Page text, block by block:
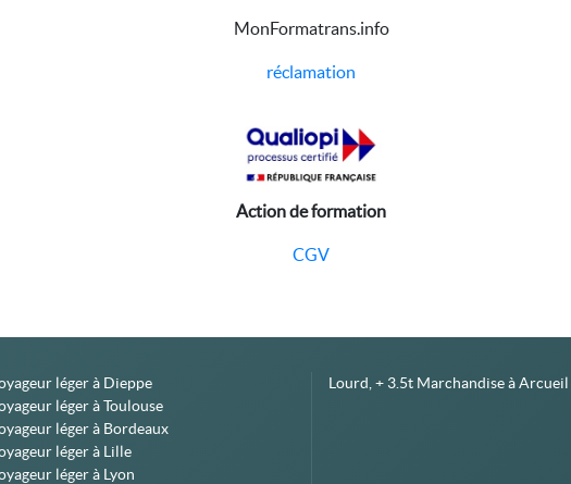
MonFormatrans.info
réclamation
Action de formation
CGV
léger à Dieppe
léger à Toulouse
léger à Bordeaux
léger à Lille
léger à Lyon
Lourd, + 3.5t Marchandise à Arcueil